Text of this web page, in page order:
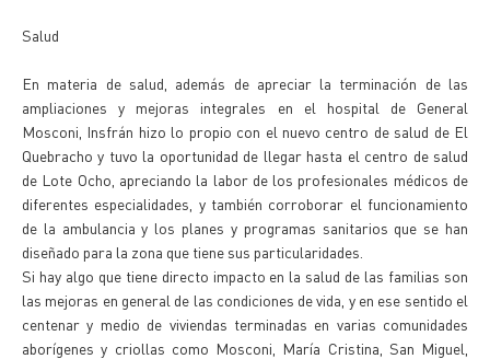
Salud
En materia de salud, además de apreciar la terminación de las
ampliaciones y mejoras integrales en el hospital de General
Mosconi, Insfrán hizo lo propio con el nuevo centro de salud de El
Quebracho y tuvo la oportunidad de llegar hasta el centro de salud
de Lote Ocho, apreciando la labor de los profesionales médicos de
diferentes especialidades, y también corroborar el funcionamiento
de la ambulancia y los planes y programas sanitarios que se han
diseñado para la zona que tiene sus particularidades.
Si hay algo que tiene directo impacto en la salud de las familias son
las mejoras en general de las condiciones de vida, y en ese sentido el
centenar y medio de viviendas terminadas en varias comunidades
aborígenes y criollas como Mosconi, María Cristina, San Miguel,